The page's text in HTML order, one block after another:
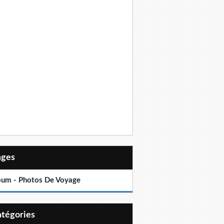
- Photos De Voyage